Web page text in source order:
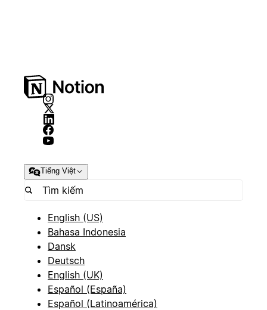
Tiếng Việt
English (US)
Bahasa Indonesia
Dansk
Deutsch
English (UK)
Español (España)
Español (Latinoamérica)